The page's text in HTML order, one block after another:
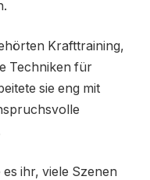
Krafttraining,
Techniken für
sie eng mit
ihr, viele Szenen